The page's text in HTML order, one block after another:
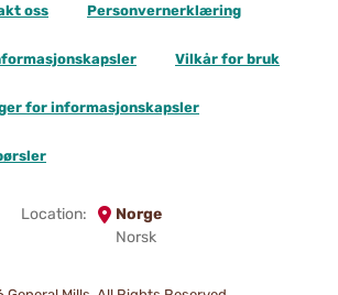
Location:
Norge
Norsk
oss Personvernerklæring
Vilkår for bruk
for informasjonskapsler